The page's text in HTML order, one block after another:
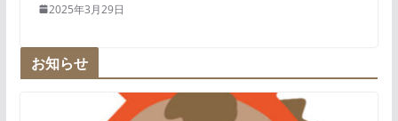
2025年3月29日
お知らせ